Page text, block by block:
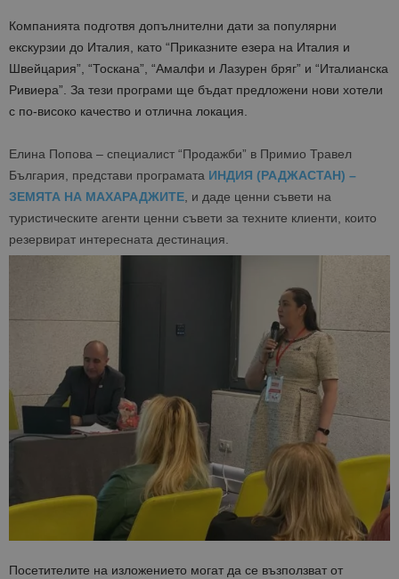
Компанията подготвя допълнителни дати за популярни
екскурзии до Италия, като “Приказните езера на Италия и
Швейцария”, “Тоскана”, “Амалфи и Лазурен бряг” и “Италианска
Ривиера”. За тези програми ще бъдат предложени нови хотели
с по-високо качество и отлична локация.
Елина Попова – специалист “Продажби” в Примио Травел
България, представи програмата ИНДИЯ (РАДЖАСТАН) –
ЗЕМЯТА НА МАХАРАДЖИТЕ, и даде ценни съвети на
туристическите агенти ценни съвети за техните клиенти, които
резервират интересната дестинация.
Посетителите на изложението могат да се възползват от